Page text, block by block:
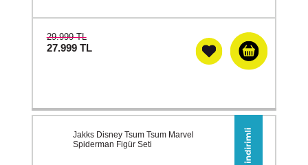
29.999 TL
27.999 TL
Jakks Disney Tsum Tsum Marvel
Spiderman Figür Seti